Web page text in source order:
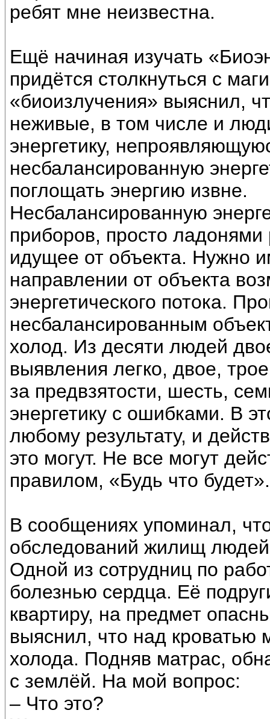
ребят мне неизвестна.
Ещё начиная изучать
придётся столкнуться с
«биоизлучения» выяснил,
неживые, в том числе и
энергетику,
несбалансированную
поглощать энергию извне.
Несбалансированную
приборов, просто
идущее от объекта. Нужно
направлении от объекта
энергетического потока.
несбалансированным
холод. Из десяти людей
выявления легко, двое,
за предвзятости, шесть,
энергетику с ошибками. В
любому результату, и
это могут. Не все могут
правилом, «Будь что будет».
В сообщениях упоминал,
обследований жилищ
Одной из сотрудниц по
болезнью сердца. Её
квартиру, на предмет
выяснил, что над кроватью
холода. Подняв матрас,
с землёй. На мой вопрос:
– Что это?